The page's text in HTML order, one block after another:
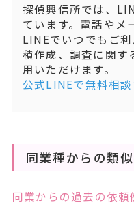
探偵興信所では、
ています。電話やメ
LINEでいつでもご
積作成、調査に関す
用いただけます。
公式LINEで無料相談
同業種からの類
同業からの過去の依頼